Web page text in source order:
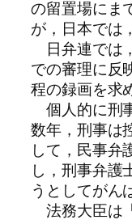
の留置場にま
が，日本では
日弁連では
での審理に反
程の録画を求
個人的に刑
数年，刑事は
して，民事弁
し，刑事弁護
うとしてがん
法務大臣は